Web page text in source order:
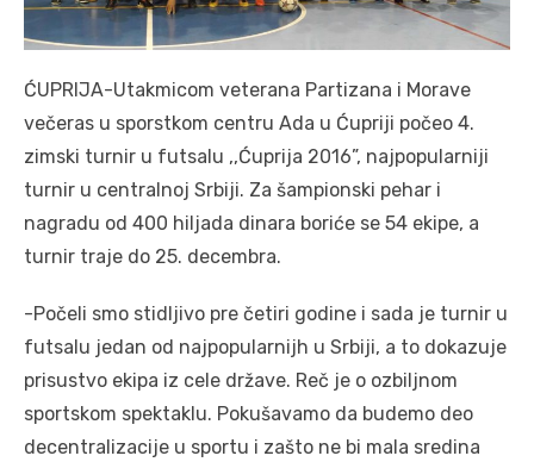
ĆUPRIJA-Utakmicom veterana Partizana i Morave
večeras u sporstkom centru Ada u Ćupriji počeo 4.
zimski turnir u futsalu ,,Ćuprija 2016”, najpopularniji
turnir u centralnoj Srbiji. Za šampionski pehar i
nagradu od 400 hiljada dinara boriće se 54 ekipe, a
turnir traje do 25. decembra.
-Počeli smo stidljivo pre četiri godine i sada je turnir u
futsalu jedan od najpopularnijh u Srbiji, a to dokazuje
prisustvo ekipa iz cele države. Reč je o ozbiljnom
sportskom spektaklu. Pokušavamo da budemo deo
decentralizacije u sportu i zašto ne bi mala sredina